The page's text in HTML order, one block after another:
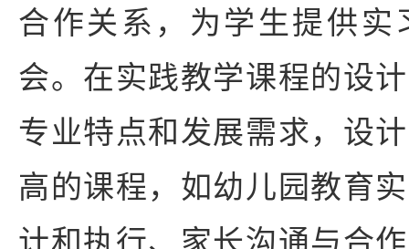
合作关系，为学生提供实
会。在实践教学课程的设
专业特点和发展需求，设
高的课程，如幼儿园教育